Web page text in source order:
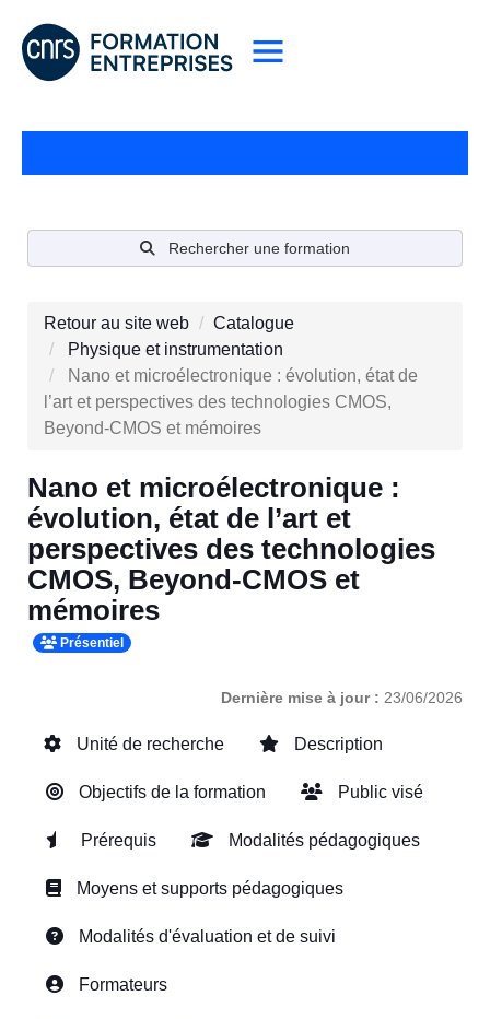
Rechercher une formation
Retour au site web
Catalogue
Physique et instrumentation
Nano et microélectronique : évolution, état de
l’art et perspectives des technologies CMOS,
Beyond-CMOS et mémoires
Nano et microélectronique :
évolution, état de l’art et
perspectives des technologies
CMOS, Beyond-CMOS et
mémoires
Présentiel
Dernière mise à jour : 23/06/2026
Unité de recherche Description
Objectifs de la formation Public visé
Prérequis Modalités pédagogiques
Moyens et supports pédagogiques
Modalités d'évaluation et de suivi
Formateurs